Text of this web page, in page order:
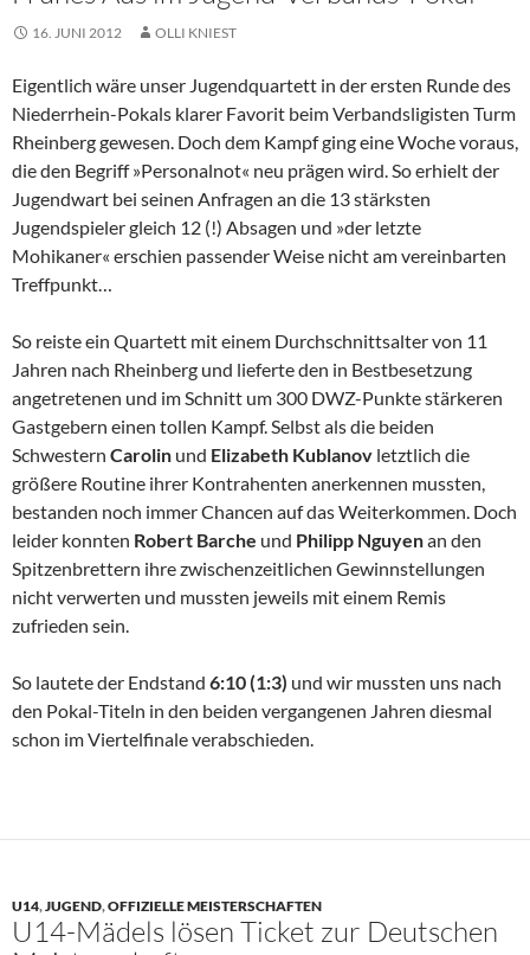
16. JUNI 2012 OLLI KNIEST
Eigentlich wäre unser Jugendquartett in der ersten Runde des
Niederrhein-Pokals klarer Favorit beim Verbandsligisten Turm
Rheinberg gewesen. Doch dem Kampf ging eine Woche voraus,
die den Begriff »Personalnot« neu prägen wird. So erhielt der
Jugendwart bei seinen Anfragen an die 13 stärksten
Jugendspieler gleich 12 (!) Absagen und »der letzte
Mohikaner« erschien passender Weise nicht am vereinbarten
Treffpunkt…
So reiste ein Quartett mit einem Durchschnittsalter von 11
Jahren nach Rheinberg und lieferte den in Bestbesetzung
angetretenen und im Schnitt um 300 DWZ-Punkte stärkeren
Gastgebern einen tollen Kampf. Selbst als die beiden
Schwestern Carolin und Elizabeth Kublanov letztlich die
größere Routine ihrer Kontrahenten anerkennen mussten,
bestanden noch immer Chancen auf das Weiterkommen. Doch
leider konnten Robert Barche und Philipp Nguyenan den
Spitzenbrettern ihre zwischenzeitlichen Gewinnstellungen
nicht verwerten und mussten jeweils mit einem Remis
zufrieden sein.
So lautete der Endstand 6:10 (1:3) und wir mussten uns nach
den Pokal-Titeln in den beiden vergangenen Jahren diesmal
schon im Viertelfinale verabschieden.
U14,JUGEND,OFFIZIELLE MEISTERSCHAFTEN
U14-Mädels lösen Ticket zur Deutschen